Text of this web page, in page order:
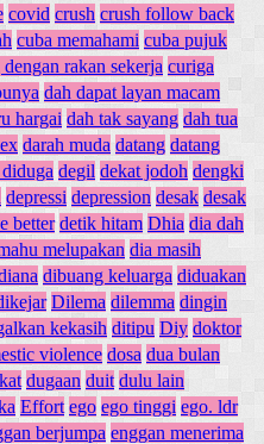
covid crush crush follow back
cuba memahami cuba pujuk
rakan sekerja curiga
dah dapat layan macam
hargai dah tak sayang dah tua
darah muda datang datang
degil dekat jodoh dengki
depressi depression desak desak
better detik hitam Dhia dia dah
melupakan dia masih
dibuang keluarga diduakan
Dilema dilemma dingin
kekasih ditipu Diy doktor
violence dosa dua bulan
dugaan duit dulu lain
Effort ego ego tinggi ego. ldr
berjumpa enggan menerima